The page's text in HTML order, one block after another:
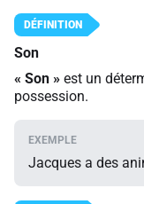
Son
« Son » est un
possession.
Jacques a des